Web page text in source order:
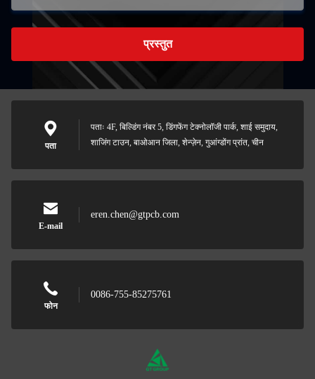
प्रस्तुत
पता
पताः 4F, बिल्डिंग नंबर 5, डिंगफेंग टेक्नोलॉजी पार्क, शाई समुदाय,
शाजिंग टाउन, बाओआन जिला, शेन्ज़ेन, गुआंग्डोंग प्रांत, चीन
E-mail
eren.chen@gtpcb.com
फोन
0086-755-85275761